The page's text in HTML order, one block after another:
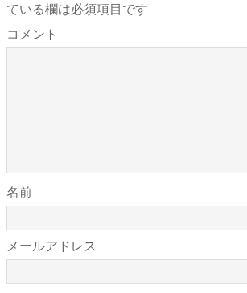
ている欄は必須項目です
コメント
名前
メールアドレス